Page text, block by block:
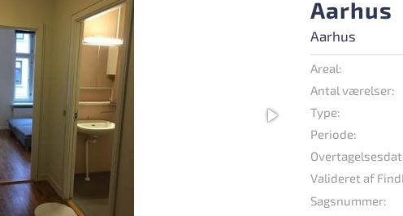
Aarhus
Aarhus
Areal:
Antal værelser:
Type:
Periode:
Valideret af
Sagsnummer: